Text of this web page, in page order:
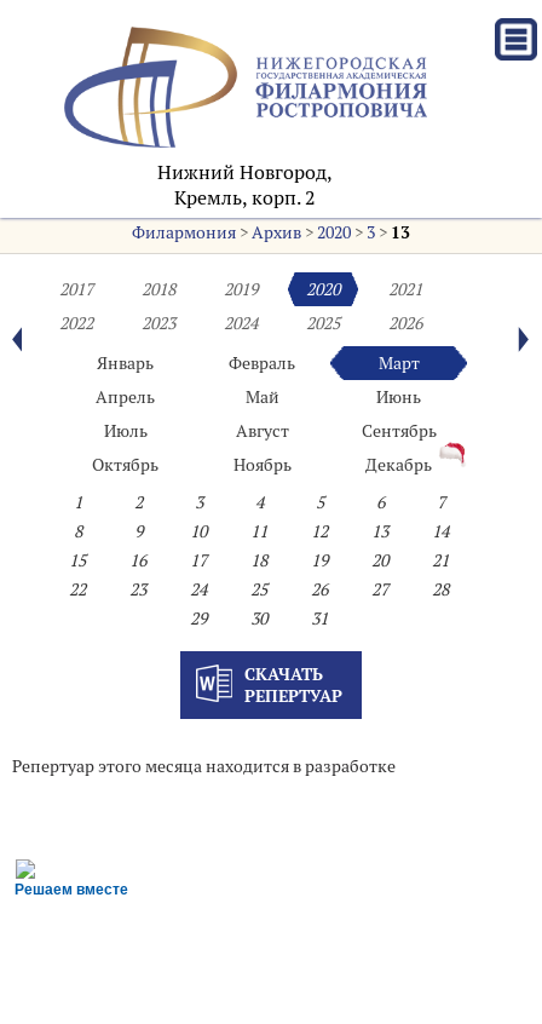
Нижний Новгород,
Кремль, корп. 2
Филармония>Архив>2020> 3> 13
2017 2018 2019 2020
2021
2022
2023 2024 2025
2026
Январь
Февраль
Март
Апрель
Май
Июнь
Июль
Август
Сентябрь
Октябрь
Ноябрь
Декабрь
1
2 3 4 5 6
7
8
9 10 11 12 13
14
15
16 17 18 19 20
21
22
23 24 25 26 27
28
29
30 31
СКАЧАТЬ
РЕПЕРТУАР
Репертуар этого месяца находится в разработке
Решаем вместе